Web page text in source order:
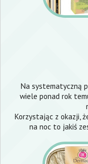
Na systematyczną
wiele ponad rok
Korzystając z okazji,
na noc to jakiś